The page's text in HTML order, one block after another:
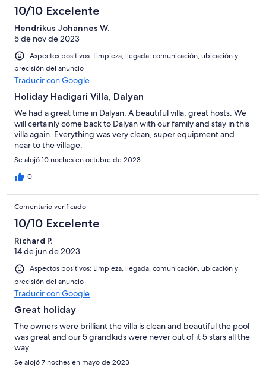
10/10 Excelente
Hendrikus Johannes W.
5 de nov de 2023
Aspectos positivos: Limpieza, llegada, comunicación, ubicación y
precisión del anuncio
Traducir con Google
Holiday Hadigari Villa, Dalyan
We had a great time in Dalyan. A beautiful villa, great hosts. We
will certainly come back to Dalyan with our family and stay in this
villa again. Everything was very clean, super equipment and
near to the village.
Se alojó 10 noches en octubre de 2023
0
Comentario verificado
10/10 Excelente
Richard P.
14 de jun de 2023
Aspectos positivos: Limpieza, llegada, comunicación, ubicación y
precisión del anuncio
Traducir con Google
Great holiday
The owners were brilliant the villa is clean and beautiful the pool
was great and our 5 grandkids were never out of it 5 stars all the
way
Se alojó 7 noches en mayo de 2023